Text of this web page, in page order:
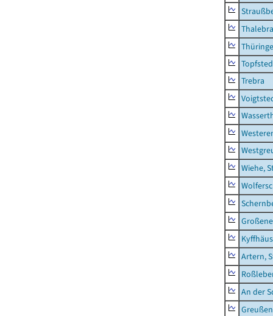
Thalebra
Trebra
Wiehe,
Artern,
An der